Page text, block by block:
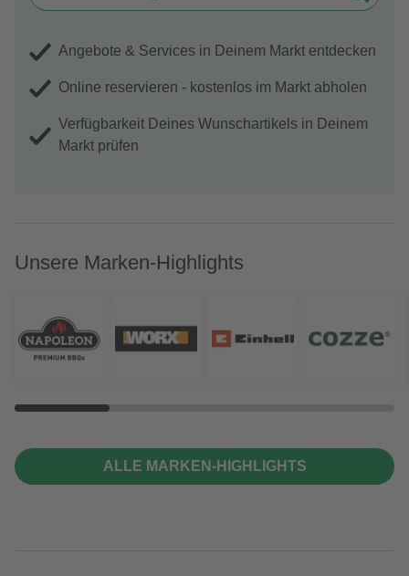
Angebote & Services in Deinem Markt entdecken
Online reservieren - kostenlos im Markt abholen
Verfügbarkeit Deines Wunschartikels in Deinem
Markt prüfen
Unsere Marken-Highlights
ALLE MARKEN-HIGHLIGHTS